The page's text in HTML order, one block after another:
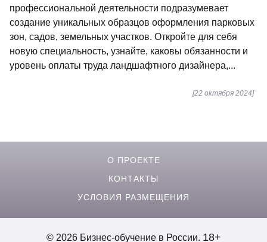
профессиональной деятельности подразумевает
создание уникальных образцов оформления парковых
зон, садов, земельных участков. Откройте для себя
новую специальность, узнайте, каковы обязанности и
уровень оплаты труда ландшафтного дизайнера,...
[22 октября 2024]
О ПРОЕКТЕ
КОНТАКТЫ
УСЛОВИЯ РАЗМЕЩЕНИЯ
© 2026 Бизнес-обучение в России. 18+